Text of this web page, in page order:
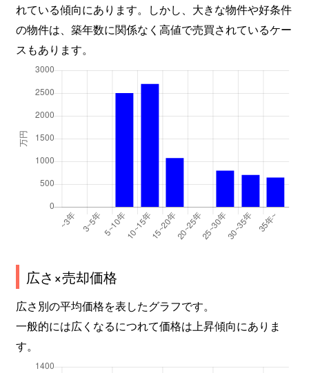
れている傾向にあります。しかし、大きな物件や好条件
の物件は、築年数に関係なく高値で売買されているケー
スもあります。
広さ×売却価格
広さ別の平均価格を表したグラフです。
一般的には広くなるにつれて価格は上昇傾向にありま
す。